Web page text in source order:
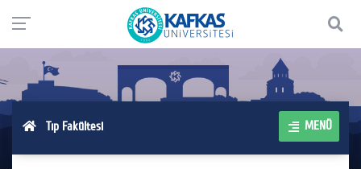
Tıp Fakültesi MENÜ